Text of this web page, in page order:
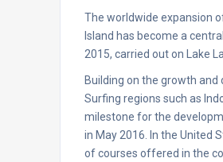
The worldwide expansion
Island has become a
2015, carried out on Lake
Building on the growth
Surfing regions such as
milestone for the
in May 2016. In the United
of courses offered in the